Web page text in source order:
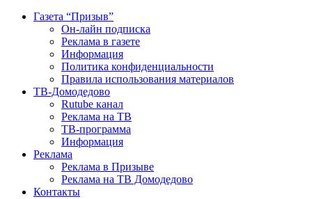
Газета “Призыв”
Он-лайн подписка
Реклама в газете
Информация
Политика конфиденциальности
Правила использования материалов
ТВ-Домодедово
Rutube канал
Реклама на ТВ
ТВ-программа
Информация
Реклама
Реклама в Призыве
Реклама на ТВ Домодедово
Контакты